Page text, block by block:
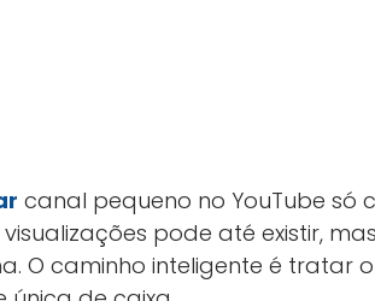
canal pequeno no YouTube só
pode até existir,
O caminho inteligente é tratar